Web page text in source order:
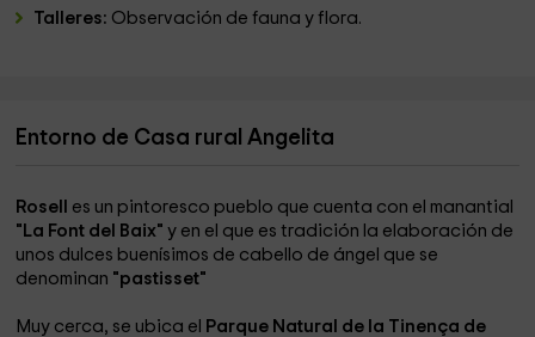
Talleres: Observación de fauna y flora.
Entorno de Casa rural Angelita
Rosell es un pintoresco pueblo que cuenta con el manantial
"La Font del Baix"y en el que es tradición la elaboración de
unos dulces buenísimos de cabello de ángel que se
denominan "pastisset"
Muy cerca, se ubica el
Parque Natural de la Tinença de